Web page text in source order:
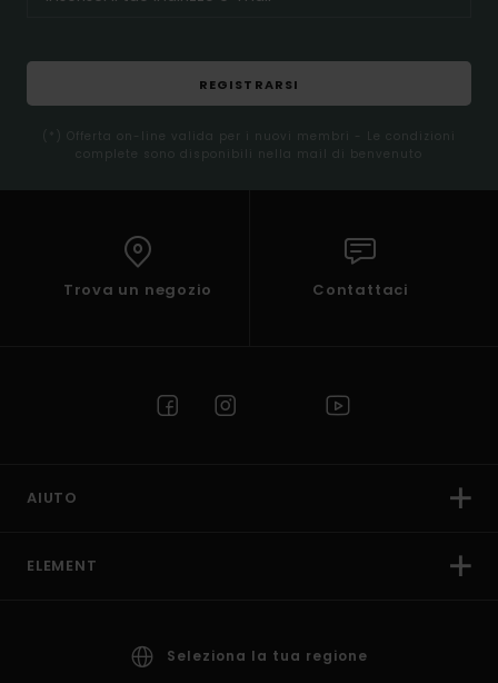
REGISTRARSI
(*) Offerta on-line valida per i nuovi membri - Le condizioni
complete sono disponibili nella mail di benvenuto
Trova un negozio Contattaci
AIUTO
ELEMENT
Seleziona la tua regione